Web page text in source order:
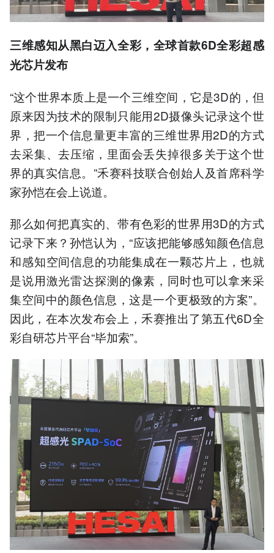
三维感知从黑白迈入全彩，全球首款6D全彩超感
光芯片发布
“这个世界本质上是一个三维空间，它是3D的，但
原来因为技术的限制只能用2D摄像头记录这个世
界，把一个信息量更丰富的三维世界用2D的方式
去采集、去压缩，里面会丢失掉很多关于这个世
界的真实信息。”禾赛科技联合创始人及首席科学
家孙恺在会上说道。
那么如何把真实的、带有色彩的世界用3D的方式
记录下来？孙恺认为，“应该把能够感知颜色信息
和感知空间信息的功能集成在一颗芯片上，也就
是说用激光雷达探测的像素，同时也可以拿来采
集空间中的颜色信息，这是一个更极致的方案”。
因此，在本次发布会上，禾赛推出了第五代6D全
彩自研芯片平台“毕加索”。